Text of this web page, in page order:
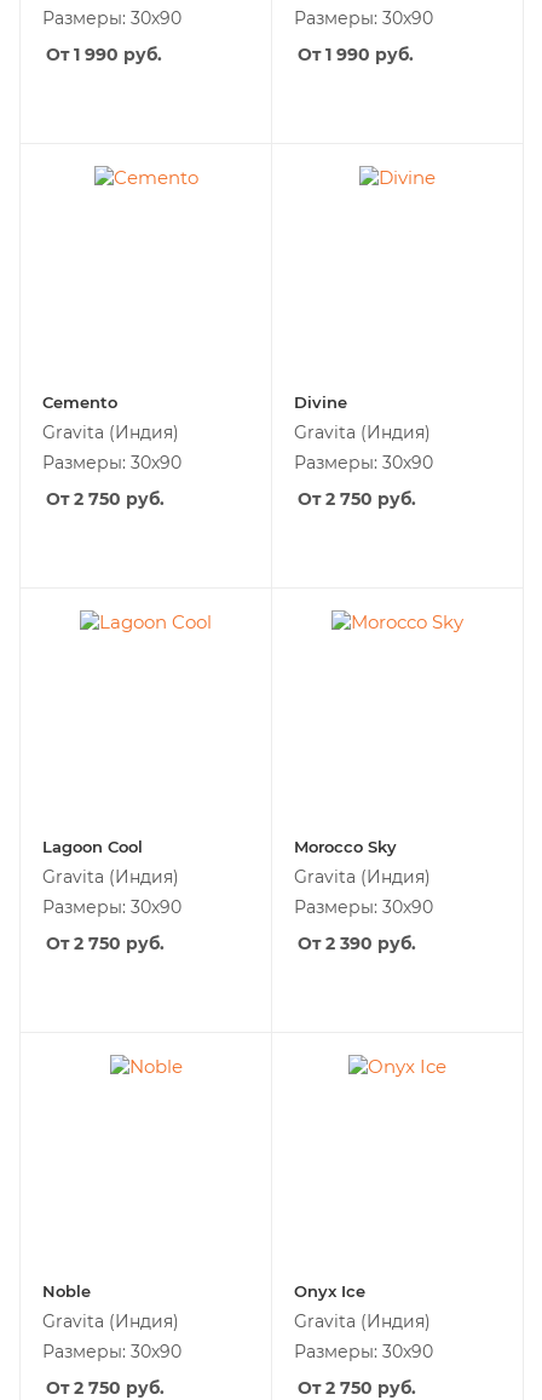
Размеры: 30х90
От 1 990 руб.
Размеры: 30х90
От 1 990 руб.
Cemento
Gravita (Индия)
Размеры: 30х90
От 2 750 руб.
Divine
Gravita (Индия)
Размеры: 30х90
От 2 750 руб.
Lagoon Cool
Gravita (Индия)
Размеры: 30х90
От 2 750 руб.
Morocco Sky
Gravita (Индия)
Размеры: 30х90
От 2 390 руб.
Noble
Gravita (Индия)
Размеры: 30х90
От 2 750 руб.
Onyx Ice
Gravita (Индия)
Размеры: 30х90
От 2 750 руб.